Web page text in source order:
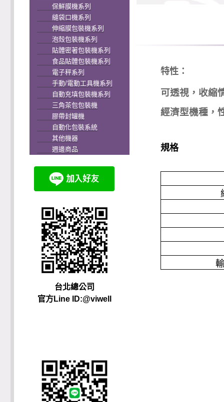
保鮮膜機系列
縫袋口機系列
伸縮膜包裝機系列
泡殼包裝機系列
貼體密著包裝機系列
食品貼體包裝機系列
電子秤系列
手動/電動工具機系列
自動充填包裝機系列
三角茶包包裝機
膠帶封罐機
自動化包裝系統
其他機器
週邊商品
台北總公司
官方Line ID:@viwell
特性：
可透視，收縮
經濟型機種，
規格